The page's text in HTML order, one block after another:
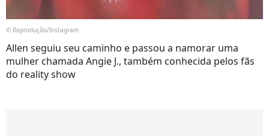
© Reprodução/Instagram
Allen seguiu seu caminho e passou a namorar uma
mulher chamada Angie J., também conhecida pelos fãs
do reality show